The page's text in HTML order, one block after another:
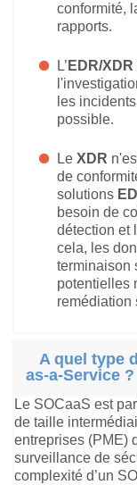
conformité,
rapports.
L’ EDR/XDR
les
possible.
Le XDR
de
solutions
besoin de
détection et
cela, les
terminaison
potentielles
remédiation
A quel type
as-a-Service ?
Le SOCaaS est
de taille
entreprises (PME)
surveillance de
complexité d’un